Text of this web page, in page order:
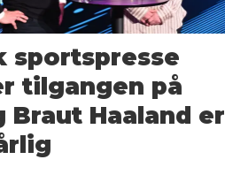
sportspresse
tilgangen på
Braut Haaland er